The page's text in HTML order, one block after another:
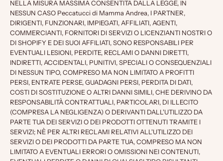
NELLA MISURA MASSIMA CONSENTITA DALLA LEGGE, IN
NESSUN CASO Peccatucci di Mamma Andrea, I PARTNER,
DIRIGENTI, FUNZIONARI, IMPIEGATI, AFFILIATI, AGENTI,
COMMERCIANTI, FORNITORI DI SERVIZI O LICENZIANTI NOSTRI O
DI SHOPIFY E DEI SUOI AFFILIATI, SONO RESPONSABILI PER
EVENTUALI LESIONI, PERDITE, RECLAMI O DANNI DIRETTI,
INDIRETTI, ACCIDENTALI, PUNITIVI, SPECIALI O CONSEQUENZIALI
DI NESSUN TIPO, COMPRESO MA NON LIMITATO A PROFITTI
PERSI, ENTRATE PERSE, GUADAGNI PERSI, PERDITA DI DATI,
COSTI DI SOSTITUZIONE O ALTRI DANNI SIMILI, CHE DERIVINO DA
RESPONSABILITÀ CONTRATTUALI, PARTICOLARI, DI ILLECITO
(COMPRESA LA NEGLIGENZA) O DERIVANTI DALL'UTILIZZO DA
PARTE TUA DEI SERVIZI O DEI PRODOTTI OTTENUTI TRAMITE I
SERVIZI; NÈ PER ALTRI RECLAMI RELATIVI ALL'UTILIZZO DEI
SERVIZI O DEI PRODOTTI DA PARTE TUA, COMPRESO MA NON
LIMITATO A EVENTUALI ERRORI O OMISSIONI NEI CONTENUTI,